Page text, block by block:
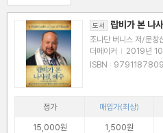
도서 랍비가 본 나
조나단 버니스 저/문창
더메이커 | 2019년
정가 매입가(최상)
15,000원
1,500원